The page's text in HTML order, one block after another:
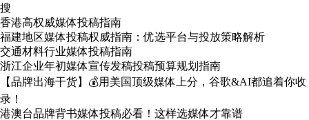
搜
香港高权威媒体投稿指南
福建地区媒体投稿权威指南：优选平台与投放策略解析
交通材料行业媒体投稿指南
浙江企业年初媒体宣传发稿投稿预算规划指南
【品牌出海干货】💰用美国顶级媒体上分，谷歌&AI都追着你收
录！
港澳台品牌背书媒体投稿必看！这样选媒体才靠谱